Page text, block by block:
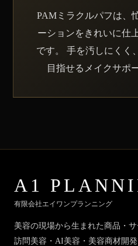
PAMミラクルパフは、
ーションをきれいに仕
です。 手を汚しにくく
目指せるメイクサポ
A1
有限会社エイワンプランニング
美容の現場から生まれた商品・サ
訪問美容・AI美容・美容商材開発